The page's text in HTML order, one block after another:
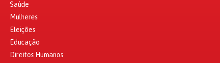
Saúde
Mulheres
Eleições
Educação
Direitos Humanos